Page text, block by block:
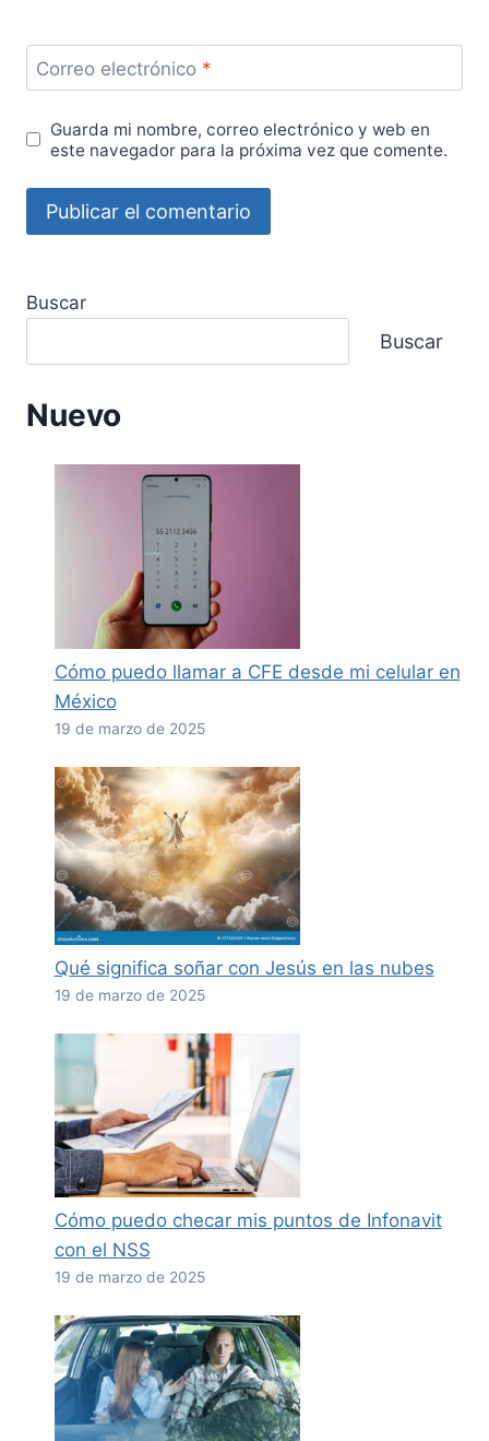
Correo electrónico *
Guarda mi nombre, correo electrónico y web en
este navegador para la próxima vez que comente.
Buscar
Buscar
Nuevo
Cómo puedo llamar a CFE desde mi celular en
México
19 de marzo de 2025
Qué significa soñar con Jesús en las nubes
19 de marzo de 2025
Cómo puedo checar mis puntos de Infonavit
con el NSS
19 de marzo de 2025